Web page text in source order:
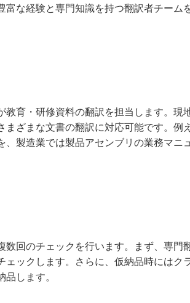
な経験と専門知識を持つ翻訳者チーム
育・研修資料の翻訳を担当します。現
ざまな文書の翻訳に対応可能です。例
製造業では製品アセンブリの業務マニ
回のチェックを行います。まず、専門
ックします。さらに、仮納品時にはク
します。